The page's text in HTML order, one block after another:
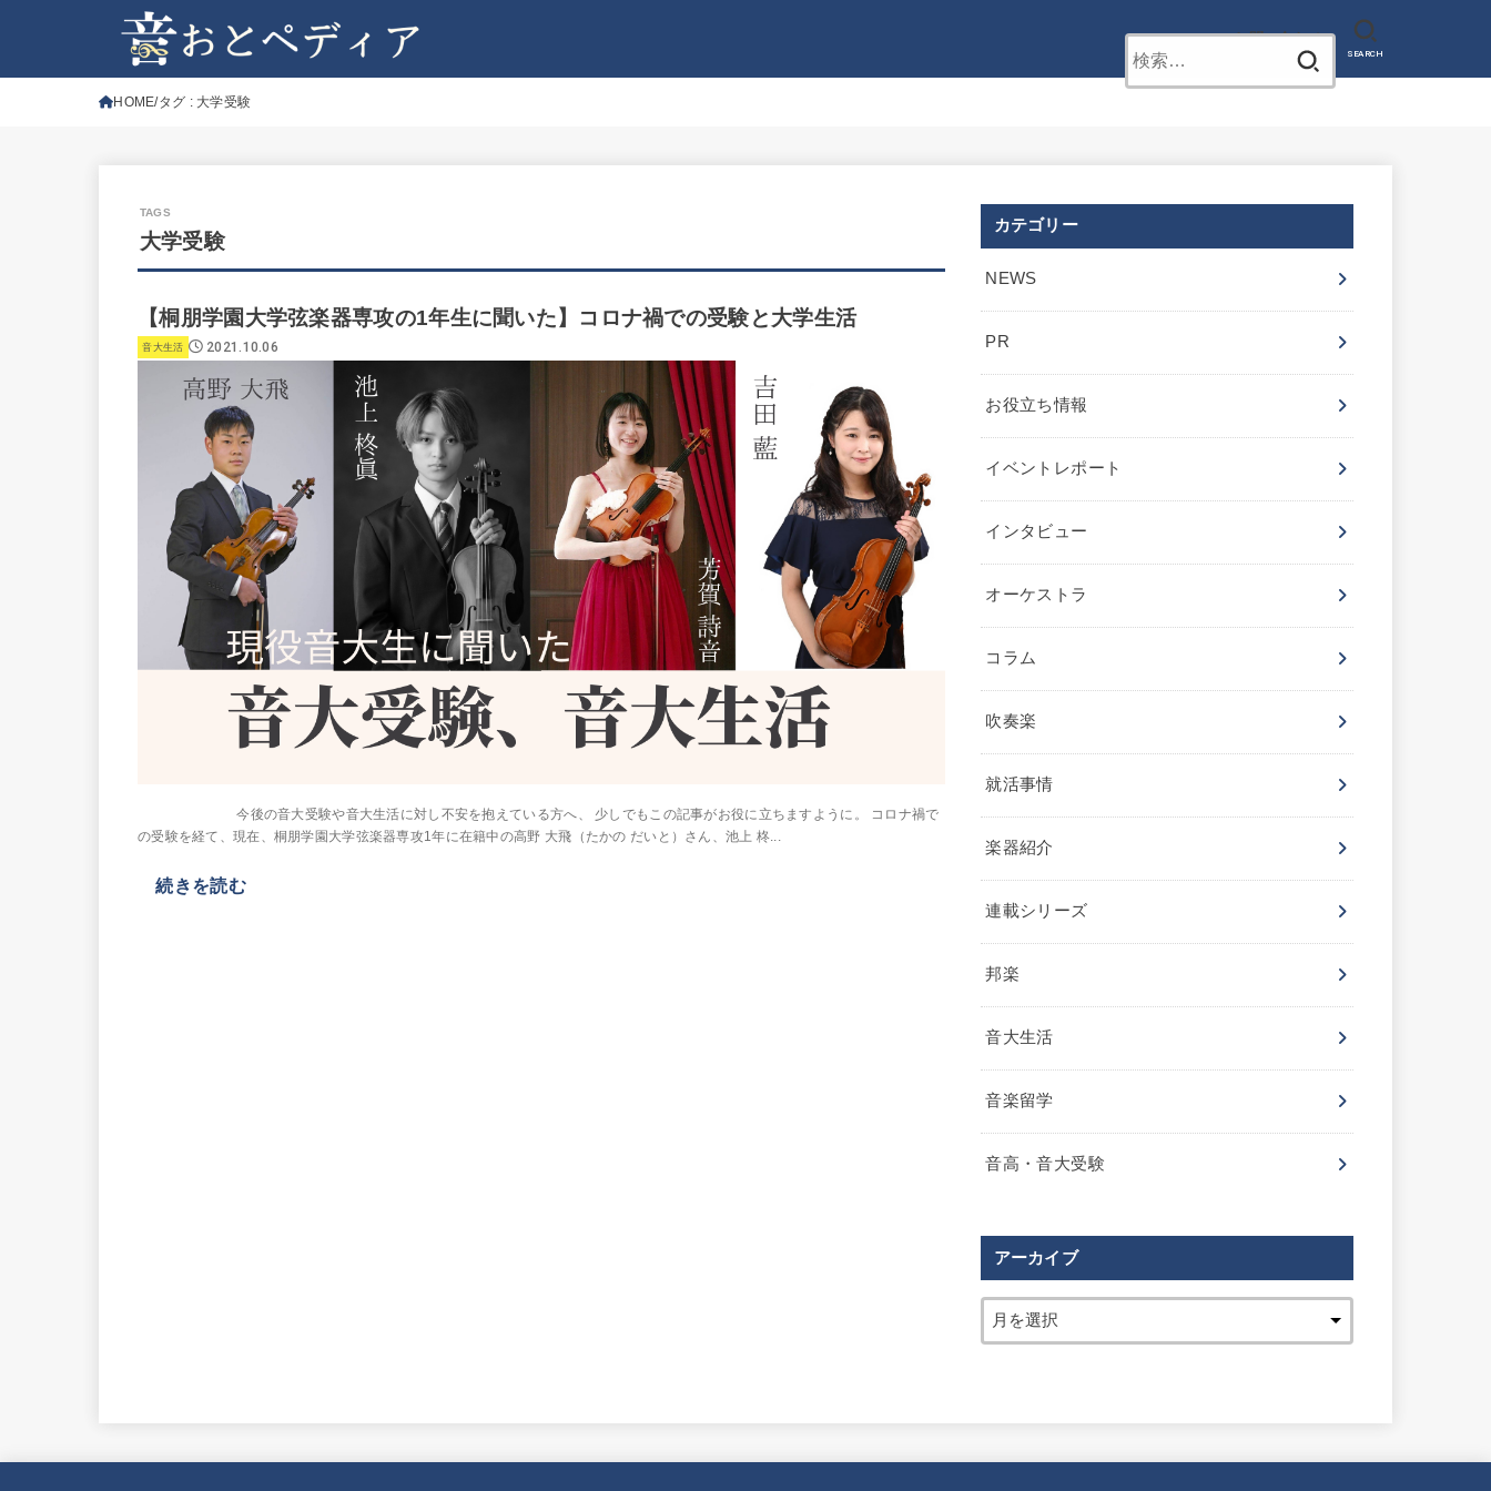
お問い合わせ
SEARCH
HOME タグ : 大学受験
大学受験
【桐朋学園大学弦楽器専攻の1年生に聞いた】コロナ禍での受験と大学生活
音大生活 2021.10.06
今後の音大受験や音大生活に対し不安を抱えている方へ、 少しでもこの記事がお役に立ちますように。 コロナ禍で
の受験を経て、現在、桐朋学園大学弦楽器専攻1年に在籍中の高野 大飛（たかの だいと）さん、池上 柊...
続きを読む
カテゴリー
NEWS
PR
お役立ち情報
イベントレポート
インタビュー
オーケストラ
コラム
吹奏楽
就活事情
楽器紹介
連載シリーズ
邦楽
音大生活
音楽留学
音高・音大受験
アーカイブ